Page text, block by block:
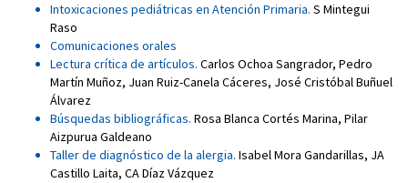
Intoxicaciones pediátricas en Atención Primaria. S Mintegui
Raso
Comunicaciones orales
Lectura crítica de artículos. Carlos Ochoa Sangrador, Pedro
Martín Muñoz, Juan Ruiz-Canela Cáceres, José Cristóbal Buñuel
Álvarez
Búsquedas bibliográficas. Rosa Blanca Cortés Marina, Pilar
Aizpurua Galdeano
Taller de diagnóstico de la alergia. Isabel Mora Gandarillas, JA
Castillo Laita, CA Díaz Vázquez